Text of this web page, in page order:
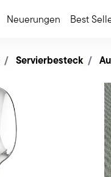
Neuerungen Best
Servierbesteck